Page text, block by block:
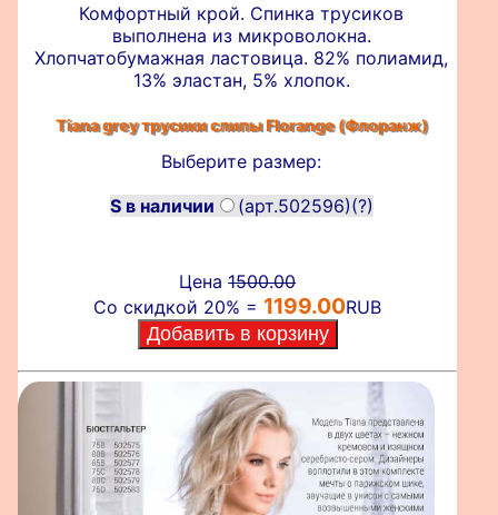
Комфортный крой. Спинка трусиков
выполнена из микроволокна.
Хлопчатобумажная ластовица. 82% полиамид,
13% эластан, 5% хлопок.
Tiana grey трусики слипыFlorange (Флоранж)
Выберите размер:
S в наличии
(арт.502596)(?)
Цена1500.00
Со скидкой 20% = 1199.00RUB